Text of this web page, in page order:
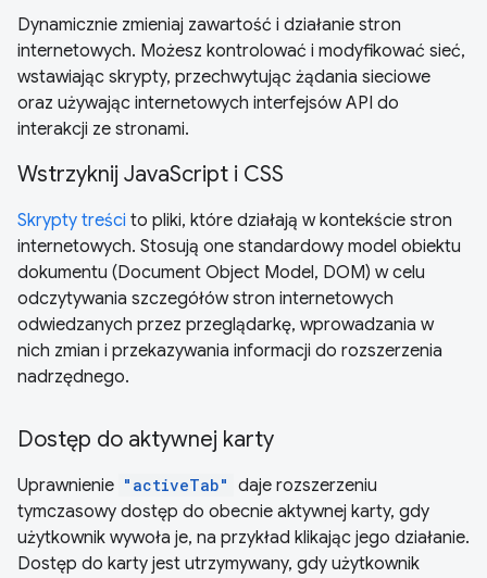
Dynamicznie zmieniaj zawartość i działanie stron
internetowych. Możesz kontrolować i modyfikować sieć,
wstawiając skrypty, przechwytując żądania sieciowe
oraz używając internetowych interfejsów API do
interakcji ze stronami.
Wstrzyknij JavaScript i CSS
Skrypty treści to pliki, które działają w kontekście stron
internetowych. Stosują one standardowy model obiektu
dokumentu (Document Object Model, DOM) w celu
odczytywania szczegółów stron internetowych
odwiedzanych przez przeglądarkę, wprowadzania w
nich zmian i przekazywania informacji do rozszerzenia
nadrzędnego.
Dostęp do aktywnej karty
Uprawnienie "activeTab" daje rozszerzeniu
tymczasowy dostęp do obecnie aktywnej karty, gdy
użytkownik wywoła je, na przykład klikając jego działanie.
Dostęp do karty jest utrzymywany, gdy użytkownik